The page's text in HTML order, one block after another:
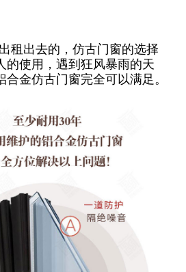
租出去的，仿古门窗的选择
的使用，遇到狂风暴雨的天
金仿古门窗完全可以满足。